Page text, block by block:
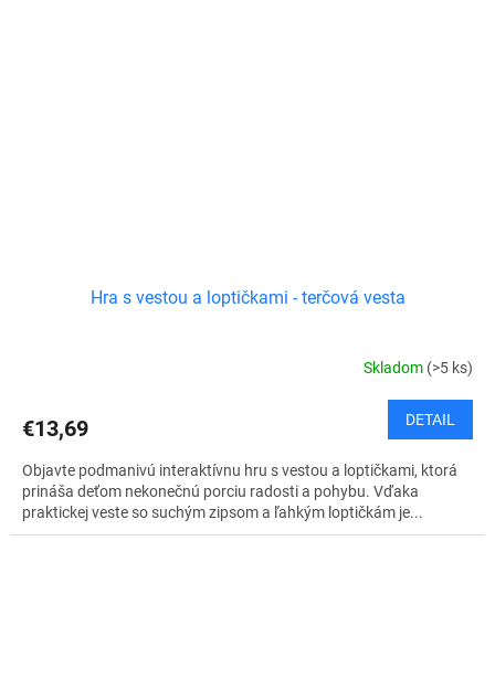
Hra s vestou a loptičkami - terčová vesta
Skladom (>5 ks)
€13,69 DETAIL
Objavte podmanivú interaktívnu hru s vestou a loptičkami, ktorá
prináša deťom nekonečnú porciu radosti a pohybu. Vďaka
praktickej veste so suchým zipsom a ľahkým loptičkám je...